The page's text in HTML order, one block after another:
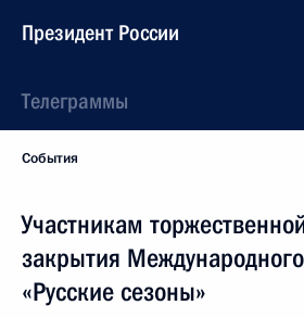
Президент России
Телеграммы
События
Участникам
закрытия
«Русские сезоны»